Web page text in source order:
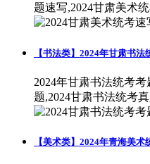
题速写,2024甘肃美术统
【书法类】2024年甘肃书法
2024年甘肃书法统考
题,2024甘肃书法统考真
【美术类】2024年青海美术